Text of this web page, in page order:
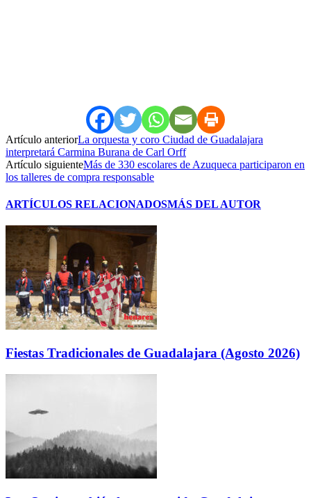
Artículo anteriorLa orquesta y coro Ciudad de Guadalajara
interpretará Carmina Burana de Carl Orff
Artículo siguienteMás de 330 escolares de Azuqueca participaron en
los talleres de compra responsable
ARTÍCULOS RELACIONADOSMÁS DEL AUTOR
Fiestas Tradicionales de Guadalajara (Agosto 2026)